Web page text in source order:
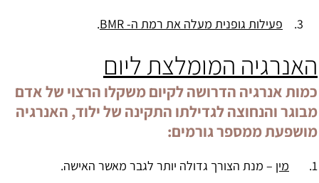
פעילות גופנית מעלה את רמת ה- BMR .
האנרגיה המומלצת ליום
כמות אנרגיה הדרושה לקיום משקלו הרצוי של אדם
מבוגר והנחוצה לגדילתו התקינה של ילוד, האנרגיה
מושפעת ממספר גורמים:
1. מין – מנת הצורך גדולה יותר לגבר מאשר האישה.